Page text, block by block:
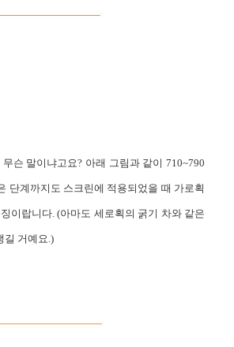
슨 말이냐고요? 아래 그림과 같이 710~790
단계까지도 스크린에 적용되었을 때 가로획
이랍니다.(아마도 세로획의 굵기 차와 같은
길 거예요.)